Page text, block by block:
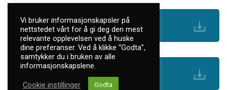
Revisjonsberetning SSE 2025
Årsberetning SSE 2025
Vi bruker informasjonskapsler på
nettstedet vårt for å gi deg den mest
relevante opplevelsen ved å huske
dine preferanser. Ved å klikke “Godta”,
samtykker du i bruken av alle
informasjonskapslene.
Cookie instillinger Godta